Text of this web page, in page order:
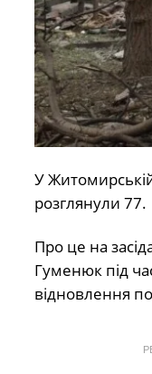
У
розглянули 77.
Про це на
Гуменюк під
відновлення